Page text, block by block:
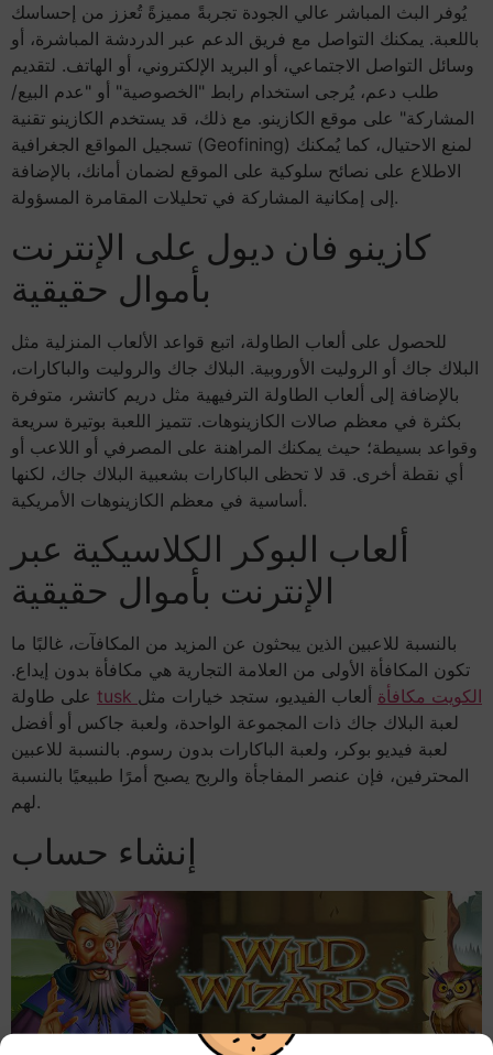
يُوفر البث المباشر عالي الجودة تجربةً مميزةً تُعزز من إحساسك
باللعبة. يمكنك التواصل مع فريق الدعم عبر الدردشة المباشرة، أو
وسائل التواصل الاجتماعي، أو البريد الإلكتروني، أو الهاتف. لتقديم
طلب دعم، يُرجى استخدام رابط "الخصوصية" أو "عدم البيع/
المشاركة" على موقع الكازينو. مع ذلك، قد يستخدم الكازينو تقنية
تسجيل المواقع الجغرافية (Geofining) لمنع الاحتيال، كما يُمكنك
الاطلاع على نصائح سلوكية على الموقع لضمان أمانك، بالإضافة
إلى إمكانية المشاركة في تحليلات المقامرة المسؤولة.
كازينو فان ديول على الإنترنت
بأموال حقيقية
للحصول على ألعاب الطاولة، اتبع قواعد الألعاب المنزلية مثل
البلاك جاك أو الروليت الأوروبية. البلاك جاك والروليت والباكارات،
بالإضافة إلى ألعاب الطاولة الترفيهية مثل دريم كاتشر، متوفرة
بكثرة في معظم صالات الكازينوهات. تتميز اللعبة بوتيرة سريعة
وقواعد بسيطة؛ حيث يمكنك المراهنة على المصرفي أو اللاعب أو
أي نقطة أخرى. قد لا تحظى الباكارات بشعبية البلاك جاك، لكنها
أساسية في معظم الكازينوهات الأمريكية.
ألعاب البوكر الكلاسيكية عبر
الإنترنت بأموال حقيقية
بالنسبة للاعبين الذين يبحثون عن المزيد من المكافآت، غالبًا ما
تكون المكافأة الأولى من العلامة التجارية هي مكافأة بدون إيداع.
tusk الكويت مكافأة ألعاب الفيديو، ستجد خيارات مثل
لعبة البلاك جاك ذات المجموعة الواحدة، ولعبة جاكس أو أفضل
لعبة فيديو بوكر، ولعبة الباكارات بدون رسوم. بالنسبة للاعبين
المحترفين، فإن عنصر المفاجأة والربح يصبح أمرًا طبيعيًا بالنسبة
لهم.
إنشاء حساب